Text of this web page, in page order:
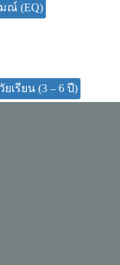
ณ์ (EQ)
เรียน (3 – 6 ปี)